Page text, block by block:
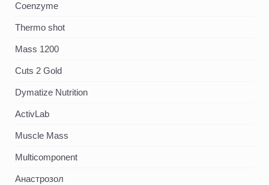
Coenzyme
Thermo shot
Mass 1200
Cuts 2 Gold
Dymatize Nutrition
ActivLab
Muscle Mass
Multicomponent
Анастрозол